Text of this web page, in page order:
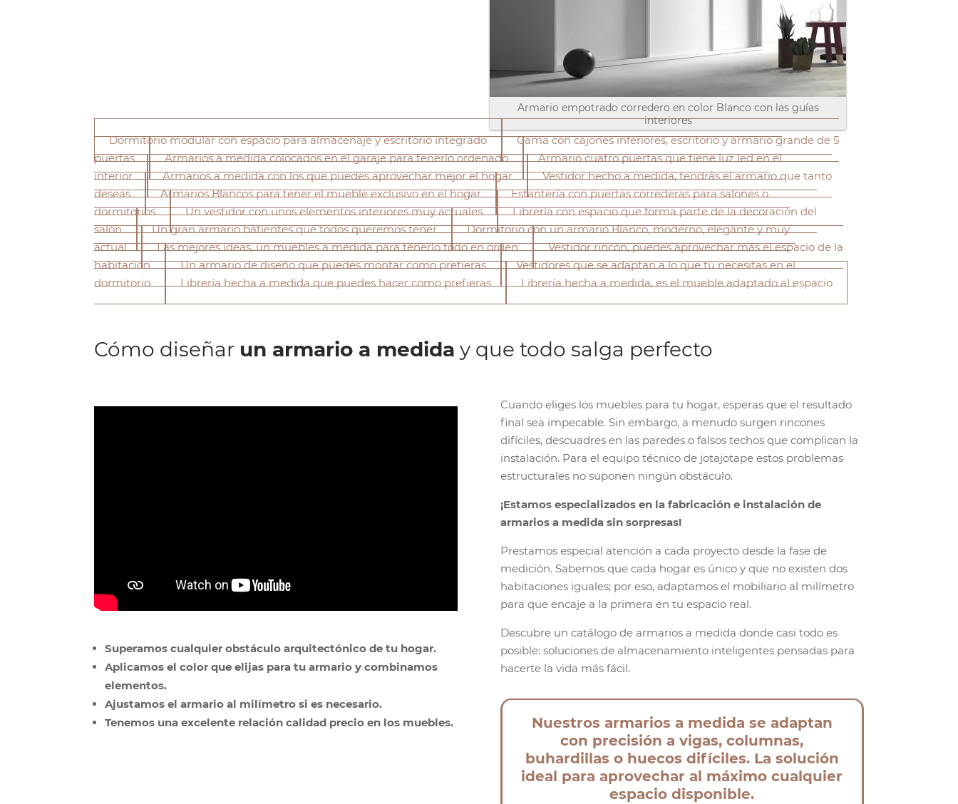
Armario empotrado corredero en color Blanco con las guías
interiores
Dormitorio modular con espacio para almacenaje y escritorio integrado
Cama con cajones inferiores, escritorio y armario grande de 5
puertas
Armarios a medida colocados en el garaje para tenerlo ordenado
Armario cuatro puertas que tiene luz led en el
interior
Armarios a medida con los que puedes aprovechar mejor el hogar
Vestidor hecho a medida, tendrás el armario que tanto
deseas
Armarios Blancos para tener el mueble exclusivo en el hogar
Estantería con puertas correderas para salones o
dormitorios
Un vestidor con unos elementos interiores muy actuales
Librería con espacio que forma parte de la decoración del
salón
Un gran armario batientes que todos queremos tener
Dormitorio con un armario Blanco, moderno, elegante y muy
actual
Las mejores ideas, un muebles a medida para tenerlo todo en orden
Vestidor rincón, puedes aprovechar más el espacio de la
habitación
Un armario de diseño que puedes montar como prefieras
Vestidores que se adaptan a lo que tú necesitas en el
dormitorio
Librería hecha a medida que puedes hacer como prefieras Librería hecha a medida, es el mueble adaptado al espacio
Cómo diseñar un armario a medida y que todo salga perfecto
Superamos cualquier obstáculo arquitectónico de tu hogar.
Aplicamos el color que elijas para tu armario y combinamos
elementos.
Ajustamos el armario al milímetro si es necesario.
Tenemos una excelente relación calidad precio en los muebles.
Cuando eliges los muebles para tu hogar, esperas que el resultado
final sea impecable. Sin embargo, a menudo surgen rincones
difíciles, descuadres en las paredes o falsos techos que complican la
instalación. Para el equipo técnico de jotajotape estos problemas
estructurales no suponen ningún obstáculo.
¡Estamos especializados en la fabricación e instalación de
armarios a medida sin sorpresas!
Prestamos especial atención a cada proyecto desde la fase de
medición. Sabemos que cada hogar es único y que no existen dos
habitaciones iguales; por eso, adaptamos el mobiliario al milímetro
para que encaje a la primera en tu espacio real.
Descubre un catálogo de armarios a medida donde casi todo es
posible: soluciones de almacenamiento inteligentes pensadas para
hacerte la vida más fácil.
Nuestros armarios a medida se adaptan
con precisión a vigas, columnas,
buhardillas o huecos difíciles. La solución
ideal para aprovechar al máximo cualquier
espacio disponible.